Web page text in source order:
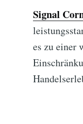
Signal
es zu einer